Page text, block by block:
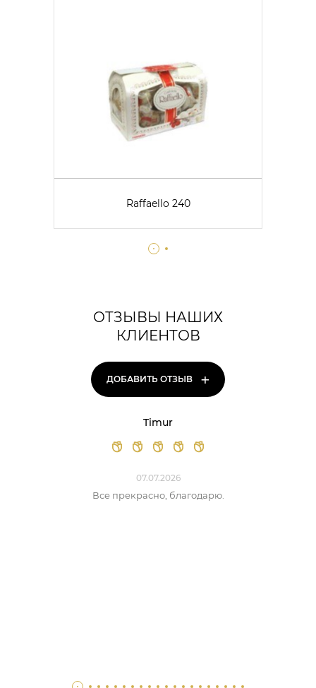
Raffaello 240
ОТЗЫВЫ НАШИХ
КЛИЕНТОВ
ДОБАВИТЬ ОТЗЫВ +
Timur
07.07.2026
Все прекрасно, благодарю.